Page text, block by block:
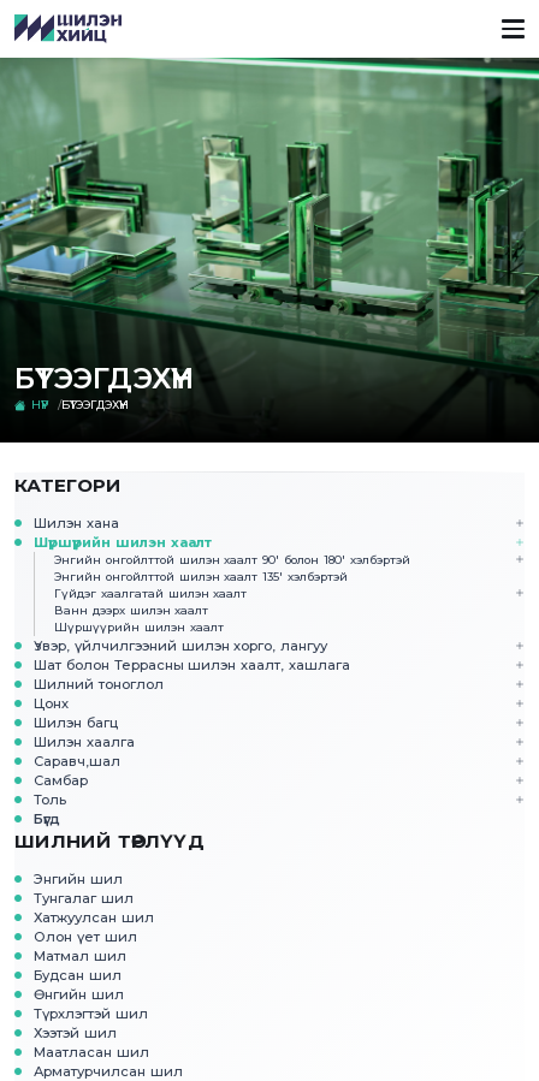
БҮТЭЭГДЭХҮҮН
НҮҮР БҮТЭЭГДЭХҮҮН
КАТЕГОРИ
Шилэн хана
Шүршүүрийн шилэн хаалт
Энгийн онгойлттой шилэн хаалт 90' болон 180' хэлбэртэй
Энгийн онгойлттой шилэн хаалт 135' хэлбэртэй
Гүйдэг хаалгатай шилэн хаалт
Ванн дээрх шилэн хаалт
Шүршүүрийн шилэн хаалт
Үзвэр, үйлчилгээний шилэн хорго, лангуу
Шат болон Террасны шилэн хаалт, хашлага
Шилний тоноглол
Цонх
Шилэн багц
Шилэн хаалга
Саравч,шал
Самбар
Толь
Бүгд
ШИЛНИЙ ТӨРЛҮҮД
Энгийн шил
Тунгалаг шил
Хатжуулсан шил
Олон үет шил
Матмал шил
Будсан шил
Өнгийн шил
Түрхлэгтэй шил
Хээтэй шил
Маатласан шил
Арматурчилсан шил